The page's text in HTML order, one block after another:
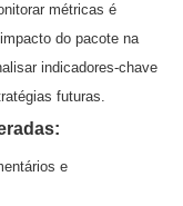
métricas é
do pacote na
indicadores-chave
futuras.
e